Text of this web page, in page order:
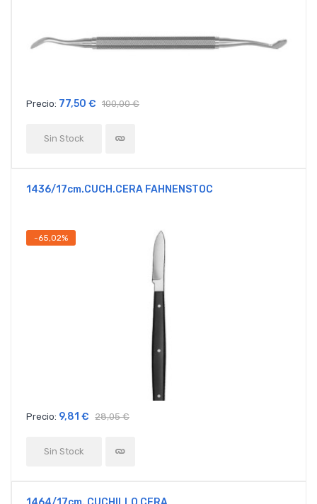
Precio: 77,50 € 100,00 €
Sin Stock
1436/17cm.CUCH.CERA FAHNENSTOC
-65,02%
Precio: 9,81 € 28,05 €
Sin Stock